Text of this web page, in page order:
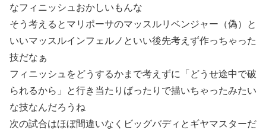
なフィニッシュおかしいもんな
そう考えるとマリポーサのマッスルリベンジャー（偽）と
いいマッスルインフェルノといい後先考えず作っちゃった
技だなぁ
フィニッシュをどうするかまで考えずに「どうせ途中で破
られるから」と行き当たりばったりで描いちゃったみたい
な技なんだろうね
次の試合はほぼ間違いなくビッグバディとギヤマスターだ